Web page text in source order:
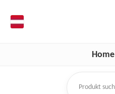
Home
Produkt suchen